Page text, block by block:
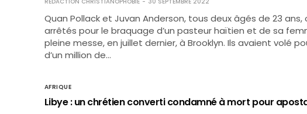
Quan Pollack et Juvan Anderson, tous deux âgés de 23
arrêtés pour le braquage d’un pasteur haïtien et de sa
pleine messe, en juillet dernier, à Brooklyn. Ils avaient volé
d’un million de…
AFRIQUE
Libye : un chrétien converti condamné à mort pour